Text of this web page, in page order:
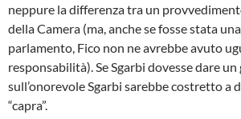
neppure la differenza tra un
della Camera (ma, anche se fosse stata
parlamento, Fico non ne avrebbe avuto
responsabilità). Se Sgarbi dovesse dare
sull’onorevole Sgarbi sarebbe costretto a
“capra”.